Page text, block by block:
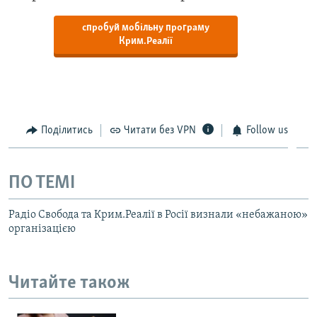
спробуй мобільну програму
Крим.Реалії
Поділитись Читати без VPN Follow us
ПО ТЕМІ
Радіо Свобода та Крим.Реалії в Росії визнали «небажаною»
організацією
Читайте також